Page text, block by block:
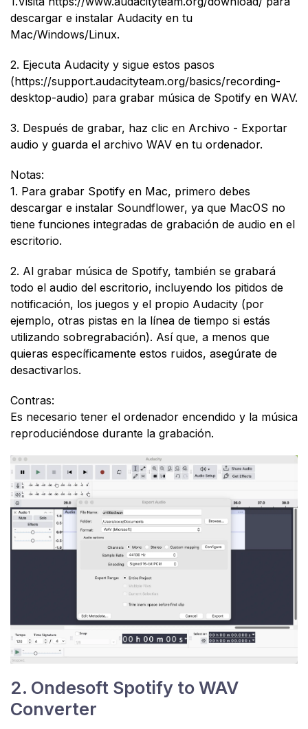
descargar e instalar Audacity en tu
Mac/Windows/Linux.
2. Ejecuta Audacity y sigue estos pasos
(https://support.audacityteam.org/basics/recording-
desktop-audio) para grabar música de Spotify en WAV.
3. Después de grabar, haz clic en Archivo - Exportar
audio y guarda el archivo WAV en tu ordenador.
Notas:
1. Para grabar Spotify en Mac, primero debes
descargar e instalar Soundflower, ya que MacOS no
tiene funciones integradas de grabación de audio en el
escritorio.
2. Al grabar música de Spotify, también se grabará
todo el audio del escritorio, incluyendo los pitidos de
notificación, los juegos y el propio Audacity (por
ejemplo, otras pistas en la línea de tiempo si estás
utilizando sobregrabación). Así que, a menos que
quieras específicamente estos ruidos, asegúrate de
desactivarlos.
Contras:
Es necesario tener el ordenador encendido y la música
reproduciéndose durante la grabación.
2. Ondesoft Spotify to WAV
Converter